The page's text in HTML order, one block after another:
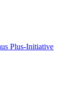
Plus-Initiative